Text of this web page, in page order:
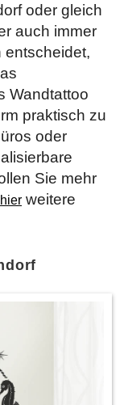
oder gleich
auch immer
entscheidet,
Wandtattoo
praktisch zu
oder
Sie mehr
hier weitere